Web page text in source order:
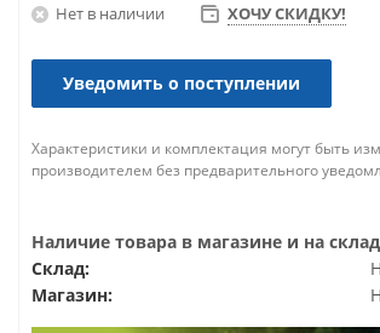
Нет в наличии ХОЧУ СКИДКУ!
Уведомить о поступлении
Характеристики и комплектация могут быть
производителем без предварительного
Наличие товара в магазине и на
Склад:
Магазин: